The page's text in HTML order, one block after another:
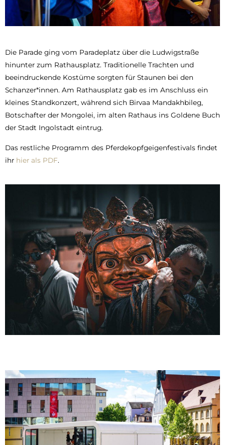
Die Parade ging vom Paradeplatz über die Ludwigstraße
hinunter zum Rathausplatz. Traditionelle Trachten und
beeindruckende Kostüme sorgten für Staunen bei den
Schanzer*innen. Am Rathausplatz gab es im Anschluss ein
kleines Standkonzert, während sich Birvaa Mandakhbileg,
Botschafter der Mongolei, im alten Rathaus ins Goldene Buch
der Stadt Ingolstadt eintrug.
Das restliche Programm des Pferdekopfgeigenfestivals findet
ihr hier als PDF.